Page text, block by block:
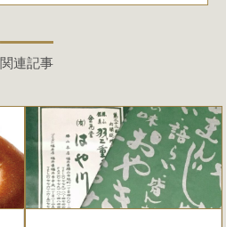
関連記事